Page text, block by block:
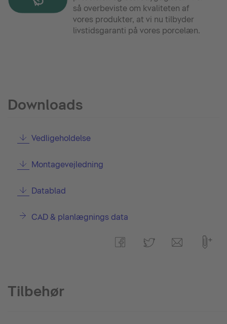
så overbeviste om kvaliteten af
vores produkter, at vi nu tilbyder
livstidsgaranti på vores porcelæn.
Downloads
Vedligeholdelse
Montagevejledning
Datablad
CAD & planlægnings data
Tilbehør